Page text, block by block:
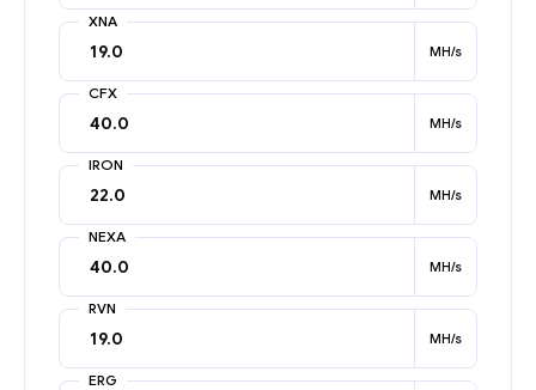
XNA
MH/s
CFX
MH/s
IRON
MH/s
NEXA
MH/s
RVN
MH/s
ERG